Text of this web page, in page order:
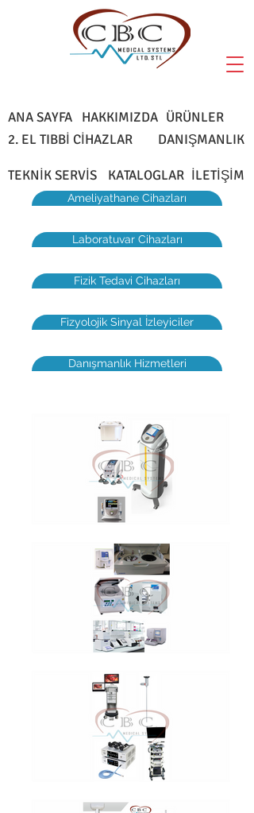
ANA SAYFA HAKKIMIZDA ÜRÜNLER
2. EL TIBBİ CİHAZLAR DANIŞMANLIK
TEKNİK SERVİS KATALOGLAR İLETİŞİM
Ameliyathane Cihazları
Laboratuvar Cihazları
Fizik Tedavi Cihazları
Fizyolojik Sinyal İzleyiciler
Danışmanlık Hizmetleri